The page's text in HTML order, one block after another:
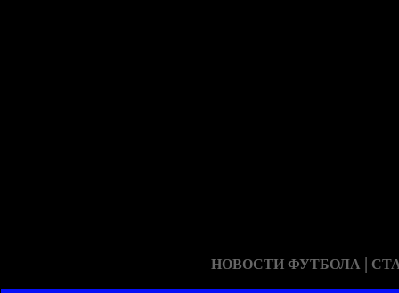
НОВОСТИ ФУТБОЛА |